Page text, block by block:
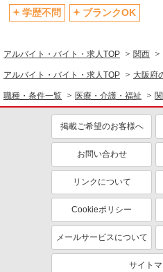
制服貸与
同じ職種から求人を探す
介護職・ヘルパー
同じ特徴から求人を探す
ボーナス・賞与あり
交通費支給
産休・育休取得実績あり
学歴不問
ブランクOK
アルバイト・バイト・求人TOP 関西
アルバイト・バイト・求人TOP 大阪府
職種・条件一覧 医療・介護・福祉
掲載ご希望のお客様へ
お問い合わせ
リンクについて
Cookieポリシー
メールサービスについて
サイト